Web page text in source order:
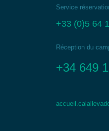
Service
+33 (0)5 64
Réception du
+34 649